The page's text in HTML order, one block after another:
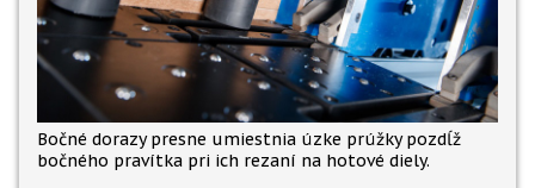
Bočné dorazy presne umiestnia úzke prúžky pozdĺž
bočného pravítka pri ich rezaní na hotové diely.